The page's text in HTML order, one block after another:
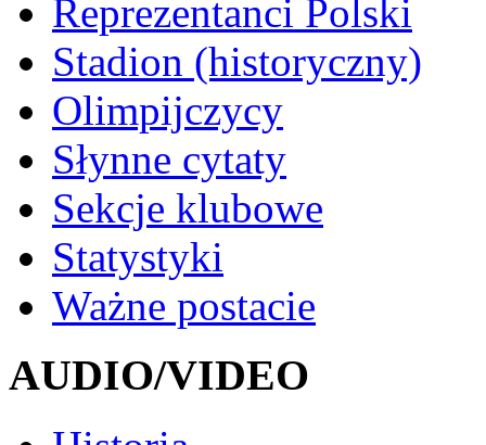
Reprezentanci Polski
Stadion (historyczny)
Olimpijczycy
Słynne cytaty
Sekcje klubowe
Statystyki
Ważne postacie
AUDIO/VIDEO